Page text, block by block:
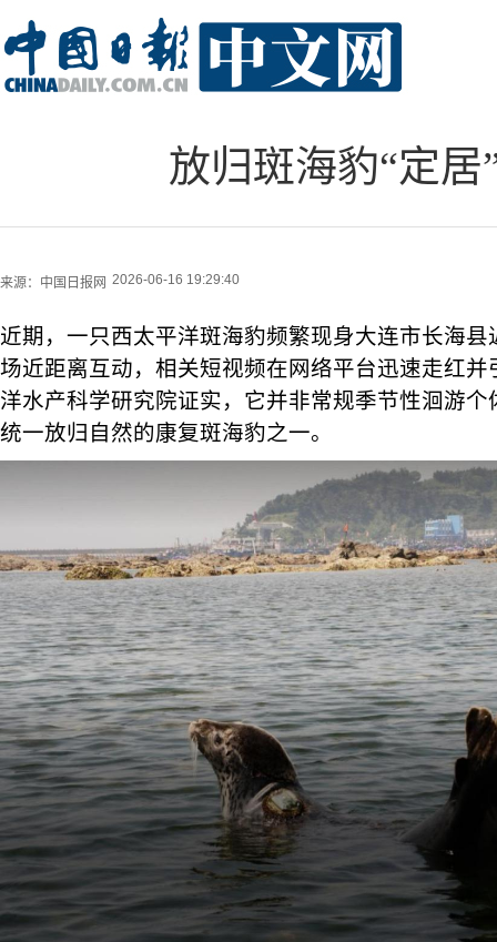
放归斑海豹“定居
来源： 中国日报网 2026-06-16 19:29:40
近期，一只西太平洋斑海豹频繁现身大连市长海
场近距离互动，相关短视频在网络平台迅速走红
洋水产科学研究院证实，它并非常规季节性洄游
统一放归自然的康复斑海豹之一。